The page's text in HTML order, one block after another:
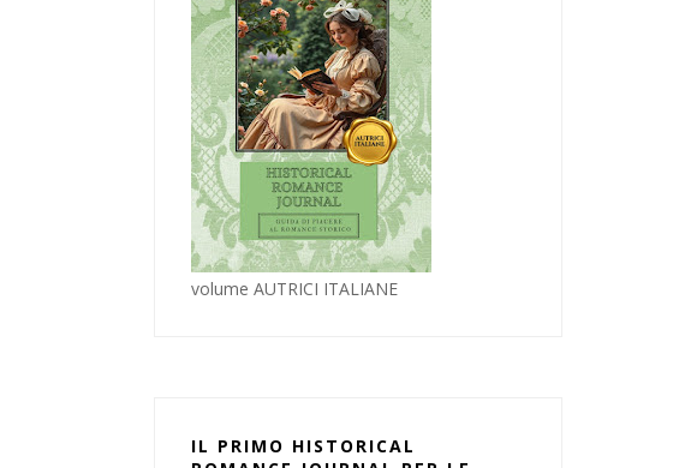
volume AUTRICI ITALIANE
IL PRIMO HISTORICAL